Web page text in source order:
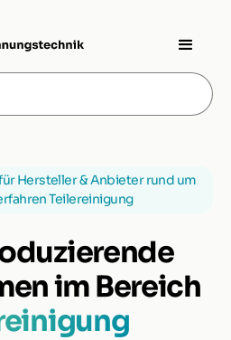
Hersteller & Anbieter rund um
Teilereinigung
im Bereich